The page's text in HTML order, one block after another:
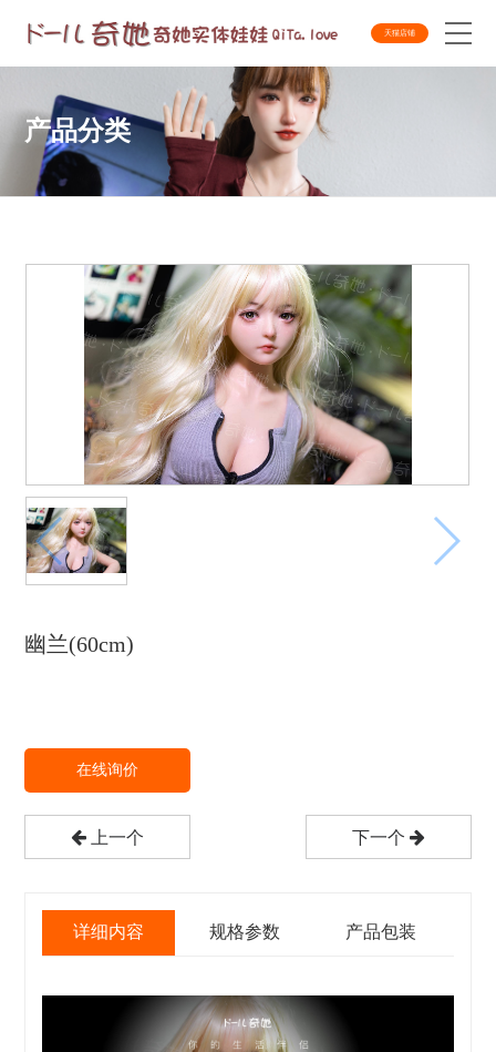
天猫店铺
产品分类
幽兰(60cm)
在线询价
上一个 下一个
详细内容 规格参数 产品包装